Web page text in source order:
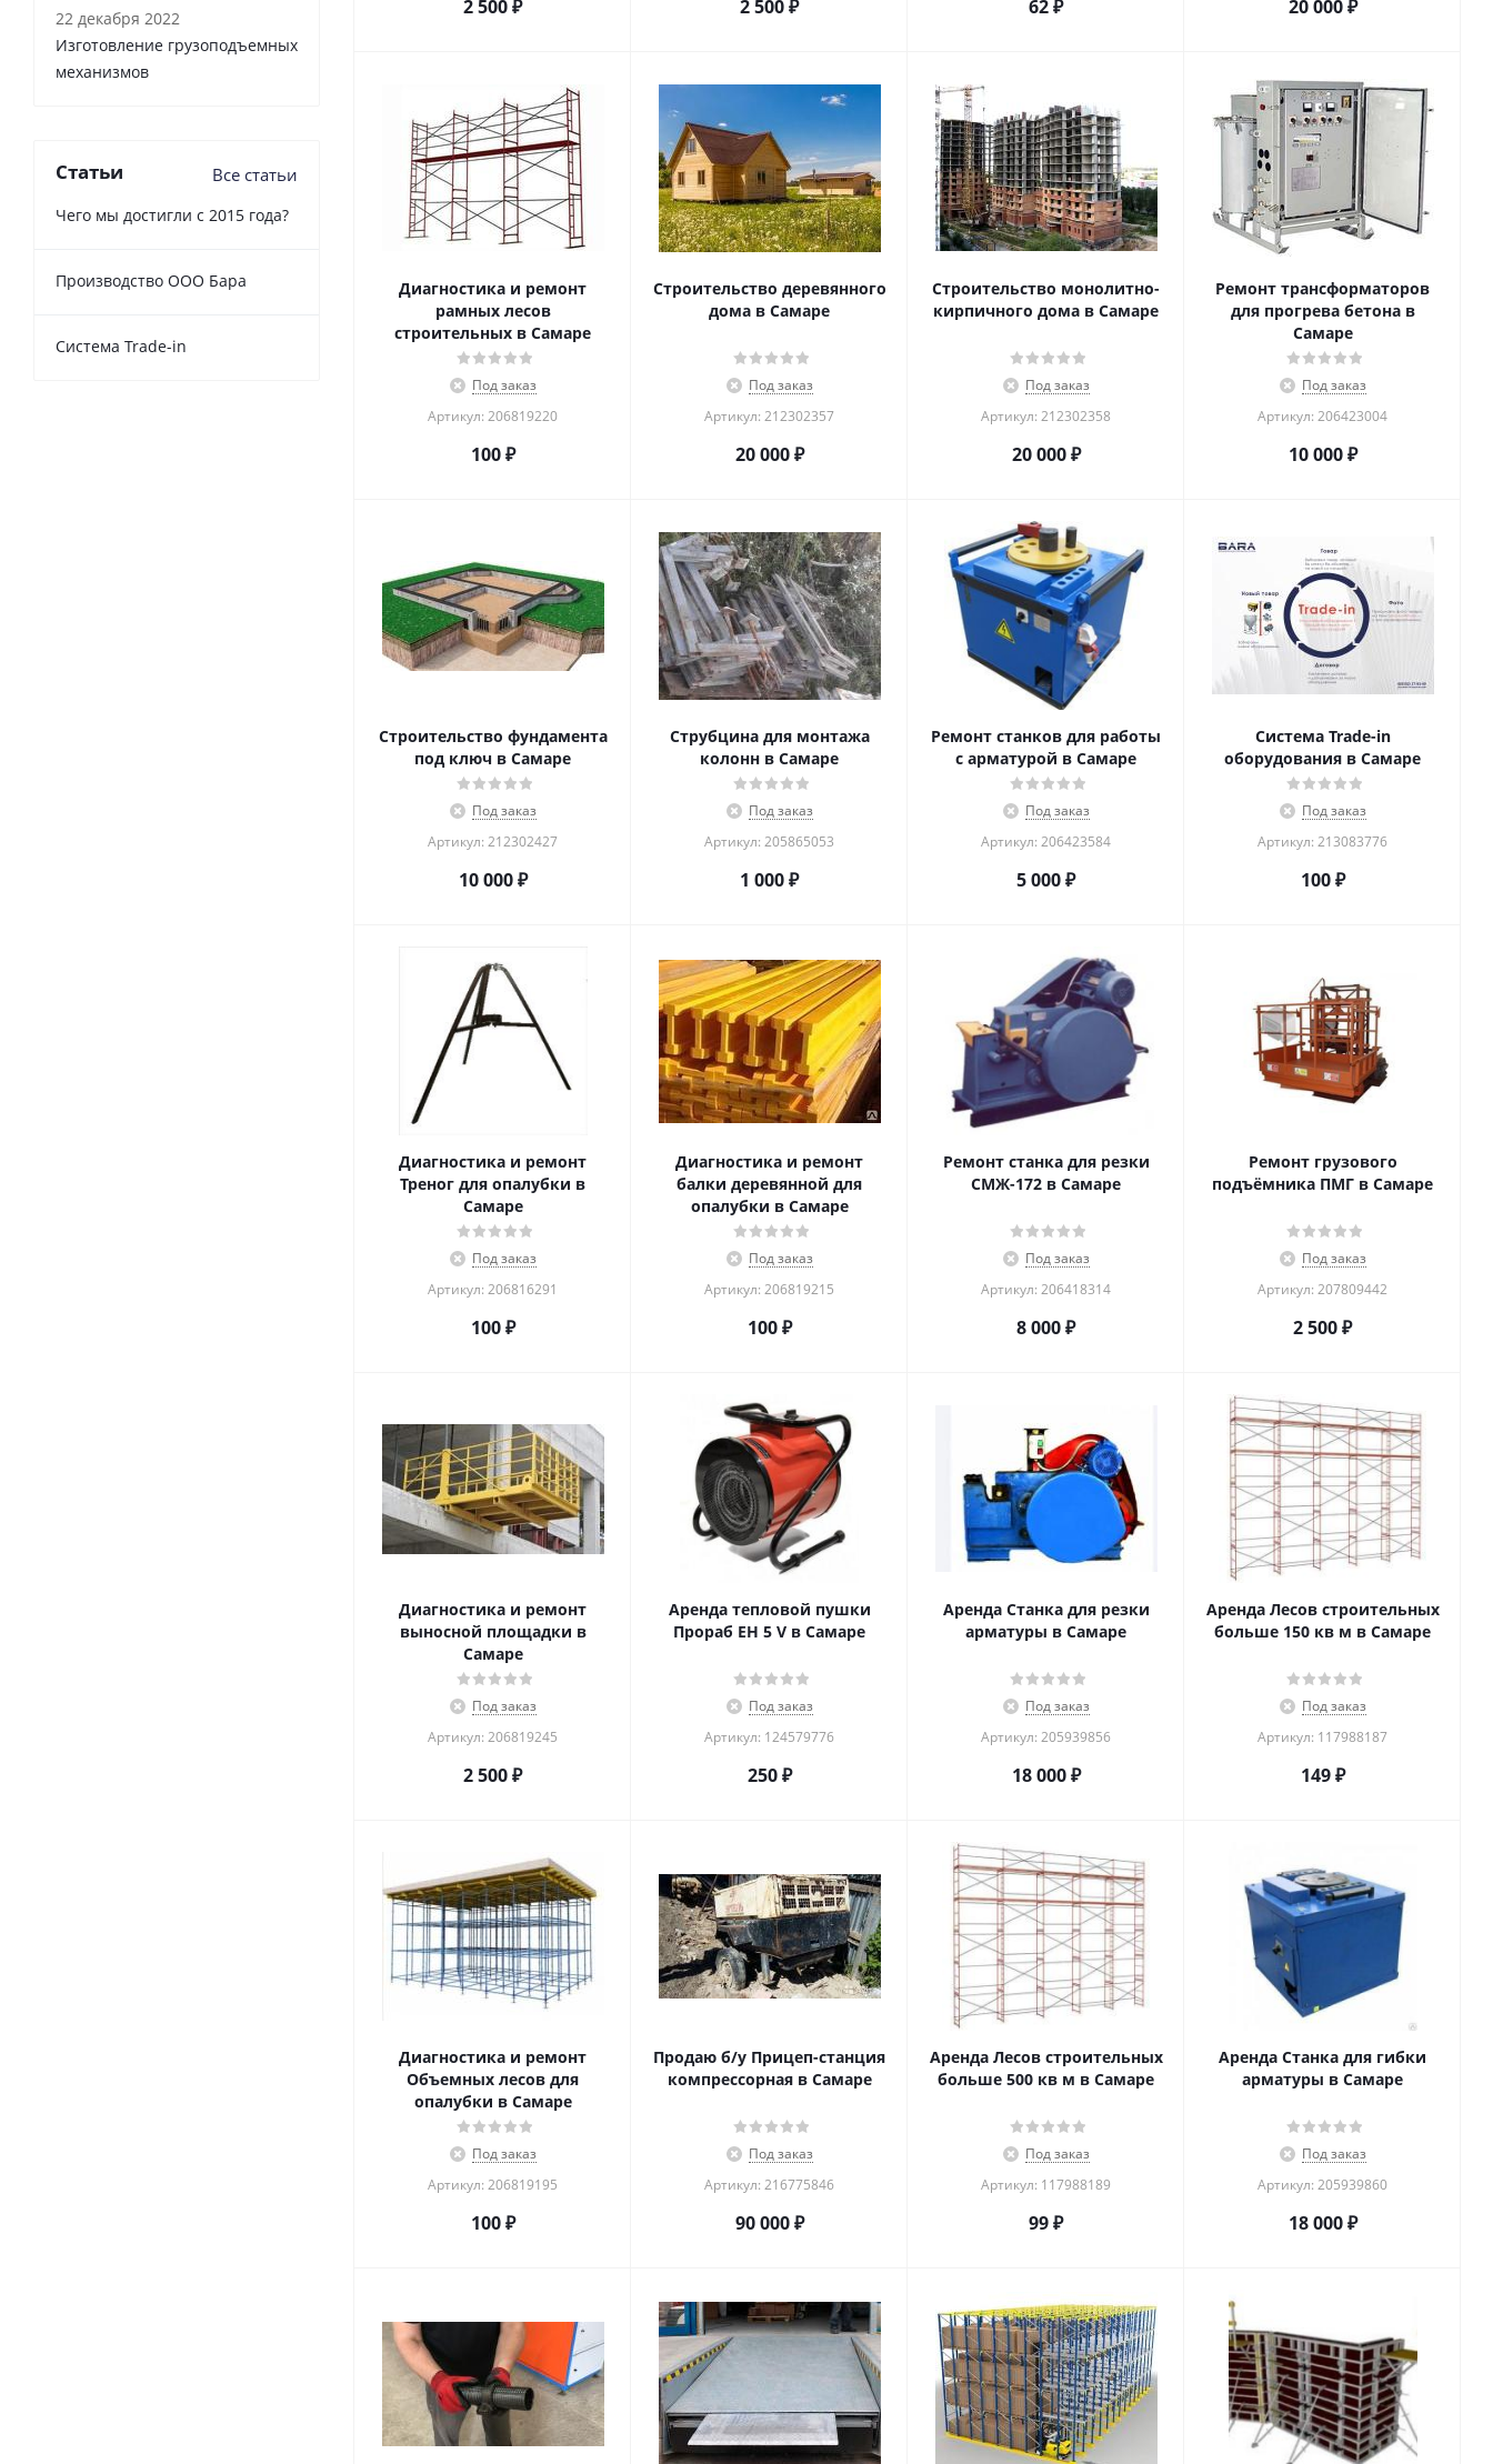
2 500₽ 2 500₽ 62₽ 20 000₽
Диагностика и ремонт
рамных лесов
строительных в Самаре
Под заказ
Артикул: 206819220
100₽
Строительство деревянного
дома в Самаре
Под заказ
Артикул: 212302357
20 000₽
Строительство монолитно-
кирпичного дома в Самаре
Под заказ
Артикул: 212302358
20 000₽
Ремонт трансформаторов
для прогрева бетона в
Самаре
Под заказ
Артикул: 206423004
10 000₽
Строительство фундамента
под ключ в Самаре
Под заказ
Артикул: 212302427
10 000₽
Струбцина для монтажа
колонн в Самаре
Под заказ
Артикул: 205865053
1 000₽
Ремонт станков для работы
с арматурой в Самаре
Под заказ
Артикул: 206423584
5 000₽
Система Trade-in
оборудования в Самаре
Под заказ
Артикул: 213083776
100₽
Диагностика и ремонт
Треног для опалубки в
Самаре
Под заказ
Артикул: 206816291
100₽
Диагностика и ремонт
балки деревянной для
опалубки в Самаре
Под заказ
Артикул: 206819215
100₽
Ремонт станка для резки
СМЖ-172 в Самаре
Под заказ
Артикул: 206418314
8 000₽
Ремонт грузового
подъёмника ПМГ в Самаре
Под заказ
Артикул: 207809442
2 500₽
Диагностика и ремонт
выносной площадки в
Самаре
Под заказ
Артикул: 206819245
2 500₽
Аренда тепловой пушки
Прораб EH 5 V в Самаре
Под заказ
Артикул: 124579776
250₽
Аренда Станка для резки
арматуры в Самаре
Под заказ
Артикул: 205939856
18 000₽
Аренда Лесов строительных
больше 150 кв м в Самаре
Под заказ
Артикул: 117988187
149₽
Диагностика и ремонт
Объемных лесов для
опалубки в Самаре
Под заказ
Артикул: 206819195
100₽
Продаю б/у Прицеп-станция
компрессорная в Самаре
Под заказ
Артикул: 216775846
90 000₽
Аренда Лесов строительных
больше 500 кв м в Самаре
Под заказ
Артикул: 117988189
99₽
Аренда Станка для гибки
арматуры в Самаре
Под заказ
Артикул: 205939860
18 000₽
22 декабря 2022
Изготовление грузоподъемных
механизмов
Статьи Все статьи
Чего мы достигли с 2015 года?
Производство ООО Бара
Cистема Trade-in